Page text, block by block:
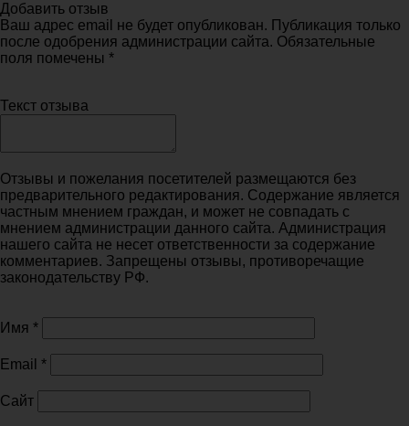
Добавить отзыв
Ваш адрес email не будет опубликован. Публикация только
после одобрения администрации сайта. Обязательные
поля помечены *
Текст отзыва
Отзывы и пожелания посетителей размещаются без
предварительного редактирования. Содержание является
частным мнением граждан, и может не совпадать с
мнением администрации данного сайта. Администрация
нашего сайта не несет ответственности за содержание
комментариев. Запрещены отзывы, противоречащие
законодательству РФ.
Имя *
Email *
Сайт